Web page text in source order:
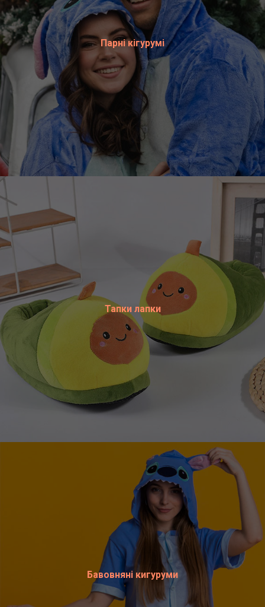
Парні кігурумі
Тапки лапки
Бавовняні кигуруми